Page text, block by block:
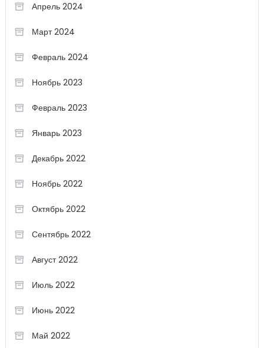
Апрель 2024
Март 2024
Февраль 2024
Ноябрь 2023
Февраль 2023
Январь 2023
Декабрь 2022
Ноябрь 2022
Октябрь 2022
Сентябрь 2022
Август 2022
Июль 2022
Июнь 2022
Май 2022